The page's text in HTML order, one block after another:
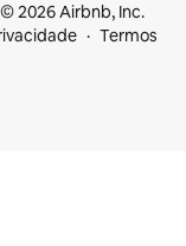
© 2026 Airbnb, Inc.
Termos